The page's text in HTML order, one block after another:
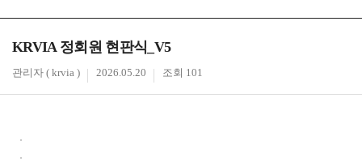
KRVIA 정회원 현판식_V5
관리자 ( krvia ) 2026.05.20 조회 101